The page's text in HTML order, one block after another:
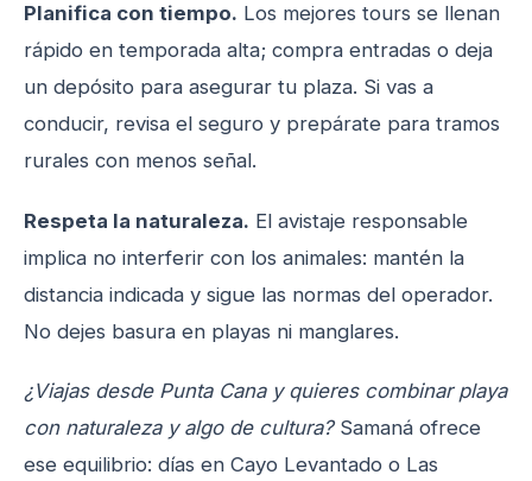
Planifica con tiempo. Los mejores tours se llenan
rápido en temporada alta; compra entradas o deja
un depósito para asegurar tu plaza. Si vas a
conducir, revisa el seguro y prepárate para tramos
rurales con menos señal.
Respeta la naturaleza. El avistaje responsable
implica no interferir con los animales: mantén la
distancia indicada y sigue las normas del operador.
No dejes basura en playas ni manglares.
¿Viajas desde Punta Cana y quieres combinar playa
con naturaleza y algo de cultura?Samaná ofrece
ese equilibrio: días en Cayo Levantado o Las